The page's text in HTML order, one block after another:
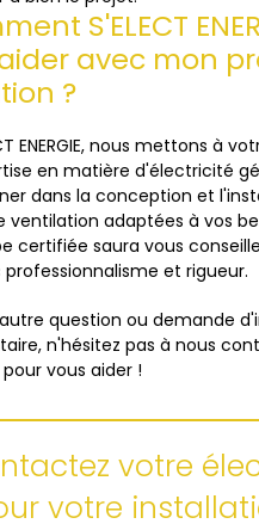
S'ELECT
avec mon
?
ENERGIE, nous mettons à
en matière d'électricité
dans la conception et
ventilation adaptées à vos
certifiée saura vous
et rigueur.
question ou demande
n'hésitez pas à nous
vous aider !
votre
votre